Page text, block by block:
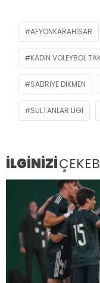
AFYONKARAHISAR
KADIN VOLEYBOL
SABRIYE DIKMEN
SULTANLAR LIGI
İLGİNİZİ